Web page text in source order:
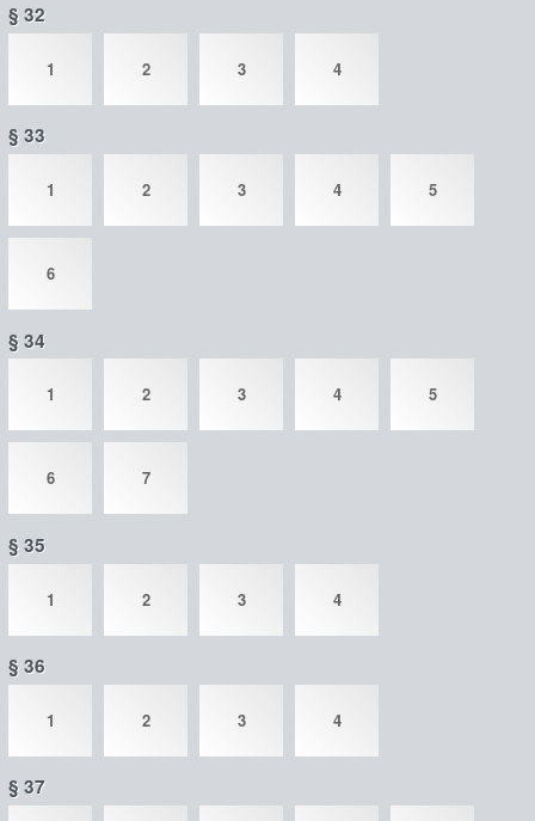
§ 32
1 2 3 4
§ 33
1 2 3 4 5
6
§ 34
1 2 3 4 5
6 7
§ 35
1 2 3 4
§ 36
1 2 3 4
§ 37